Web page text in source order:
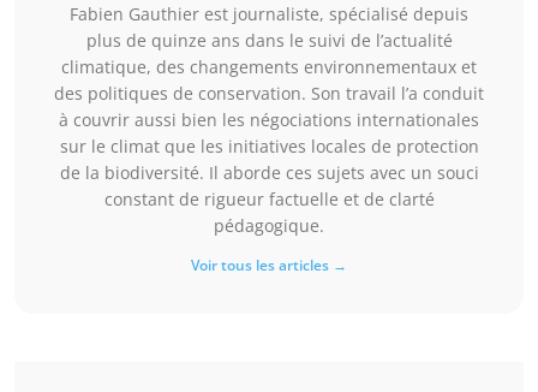
Fabien Gauthier est journaliste, spécialisé depuis
plus de quinze ans dans le suivi de l’actualité
climatique, des changements environnementaux et
des politiques de conservation. Son travail l’a conduit
à couvrir aussi bien les négociations internationales
sur le climat que les initiatives locales de protection
de la biodiversité. Il aborde ces sujets avec un souci
constant de rigueur factuelle et de clarté
pédagogique.
Voir tous les articles →